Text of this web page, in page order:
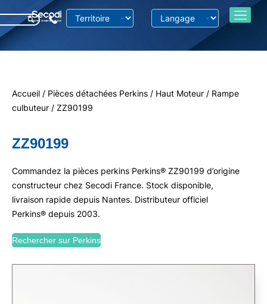
Accueil / Pièces détachées Perkins / Haut Moteur / Rampe
culbuteur / ZZ90199
ZZ90199
Commandez la pièces perkins Perkins® ZZ90199 d’origine
constructeur chez Secodi France. Stock disponible,
livraison rapide depuis Nantes. Distributeur officiel
Perkins® depuis 2003.
Rechercher sur Perkins